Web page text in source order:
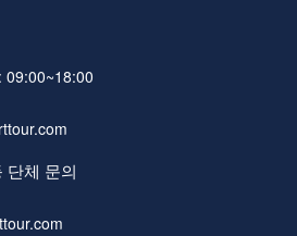
09:00~18:00
단체 문의